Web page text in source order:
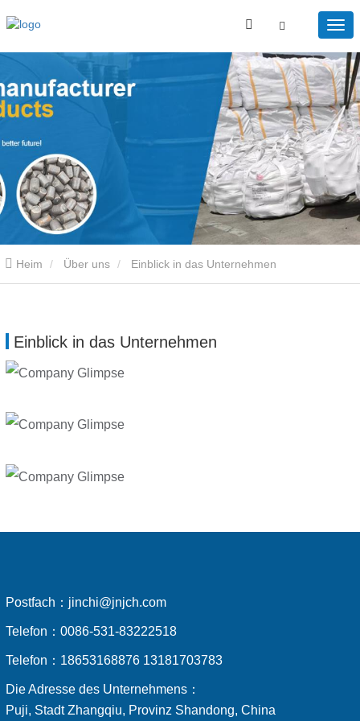
Heim Über uns Einblick in das Unternehmen
Einblick in das Unternehmen
Postfach： jinchi@jnjch.com
Telefon： 0086-531-83222518
Telefon： 18653168876 13181703783
Die Adresse des Unternehmens：
Puji, Stadt Zhangqiu, Provinz Shandong, China